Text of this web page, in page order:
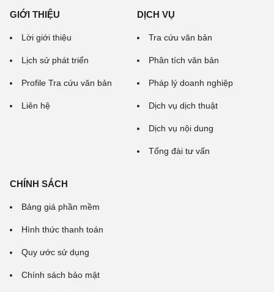
GIỚI THIỆU
Lời giới thiệu
Lịch sử phát triển
Profile Tra cứu văn bản
Liên hệ
DỊCH VỤ
Tra cứu văn bản
Phân tích văn bản
Pháp lý doanh nghiệp
Dịch vụ dịch thuật
Dịch vụ nội dung
Tổng đài tư vấn
CHÍNH SÁCH
Bảng giá phần mềm
Hình thức thanh toán
Quy ước sử dụng
Chính sách bảo mật